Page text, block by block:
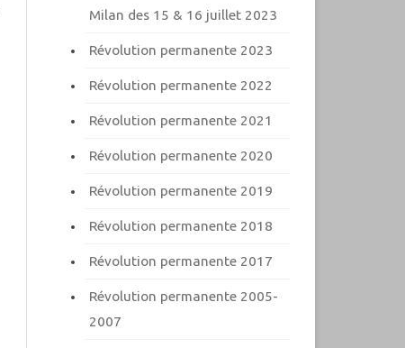
Milan des 15 & 16 juillet 2023
Révolution permanente 2023
Révolution permanente 2022
Révolution permanente 2021
Révolution permanente 2020
Révolution permanente 2019
Révolution permanente 2018
Révolution permanente 2017
Révolution permanente 2005-
2007